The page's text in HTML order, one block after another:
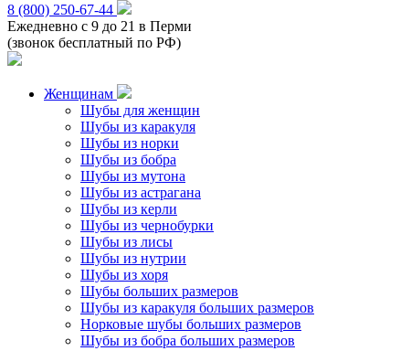
8 (800) 250-67-44
Ежедневно с 9 до 21 в Перми
(звонок бесплатный по РФ)
Женщинам
Шубы для женщин
Шубы из каракуля
Шубы из норки
Шубы из бобра
Шубы из мутона
Шубы из астрагана
Шубы из керли
Шубы из чернобурки
Шубы из лисы
Шубы из нутрии
Шубы из хоря
Шубы больших размеров
Шубы из каракуля больших размеров
Норковые шубы больших размеров
Шубы из бобра больших размеров